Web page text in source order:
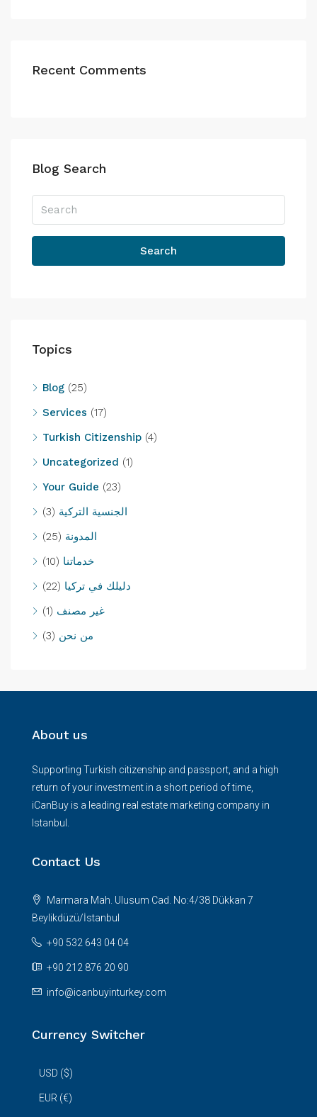
Recent Comments
Blog Search
Search
Topics
Blog (25)
Services (17)
Turkish Citizenship (4)
Uncategorized (1)
Your Guide (23)
الجنسية التركية (3)
المدونة (25)
خدماتنا (10)
دليلك في تركيا (22)
غير مصنف (1)
من نحن (3)
About us
Supporting Turkish citizenship and passport, and a high
return of your investment in a short period of time,
iCanBuy is a leading real estate marketing company in
Istanbul.
Contact Us
Marmara Mah. Ulusum Cad. No:4/38 Dükkan 7
Beylikdüzü/İstanbul
+90 532 643 04 04
+90 212 876 20 90
info@icanbuyinturkey.com
Currency Switcher
USD ($)
EUR (€)